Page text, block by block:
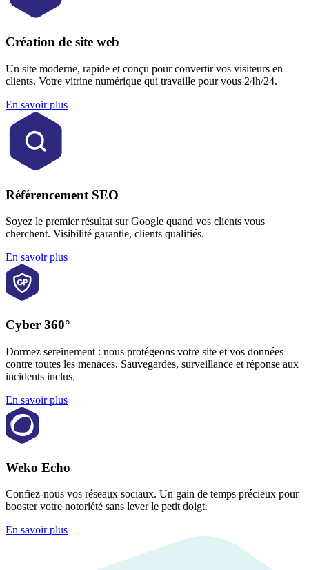
Création de site web
Un site moderne, rapide et conçu pour convertir vos visiteurs en
clients. Votre vitrine numérique qui travaille pour vous 24h/24.
En savoir plus
Référencement SEO
Soyez le premier résultat sur Google quand vos clients vous
cherchent. Visibilité garantie, clients qualifiés.
En savoir plus
Cyber 360°
Dormez sereinement : nous protégeons votre site et vos données
contre toutes les menaces. Sauvegardes, surveillance et réponse aux
incidents inclus.
En savoir plus
Weko Echo
Confiez-nous vos réseaux sociaux. Un gain de temps précieux pour
booster votre notoriété sans lever le petit doigt.
En savoir plus